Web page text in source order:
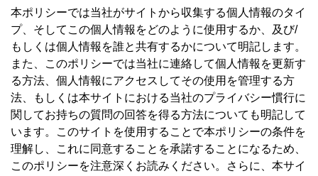
本ポリシーでは当社がサイトから収集する個人情報のタイ
プ、そしてこの個人情報をどのように使用するか、及び/
もしくは個人情報を誰と共有するかについて明記します。
また、このポリシーでは当社に連絡して個人情報を更新す
る方法、個人情報にアクセスしてその使用を管理する方
法、もしくは本サイトにおける当社のプライバシー慣行に
関してお持ちの質問の回答を得る方法についても明記して
います。このサイトを使用することで本ポリシーの条件を
理解し、これに同意することを承諾することになるため、
このポリシーを注意深くお読みください。さらに、本サイ